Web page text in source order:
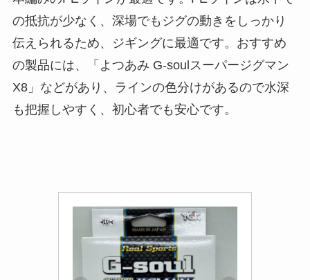
の抵抗が少なく、深場でもジグの動きをしっかり
伝えられるため、ジギングに最適です。おすすめ
の製品には、「よつあみ G-soulスーパージグマン
X8」などがあり、ラインの色分けがあるので水深
も把握しやすく、初心者でも安心です。